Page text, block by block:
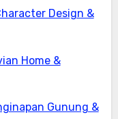
Design &
Home &
Gunung &